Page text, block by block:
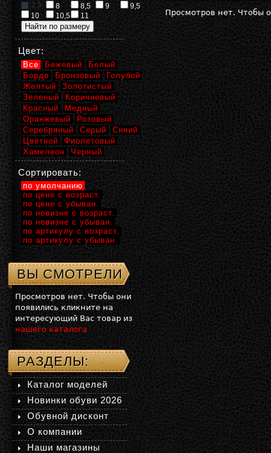
Просмотров нет. Чтобы
2,5
8 8,5 9
9,5
10
10,5 11
Цвет:
Все Бежевый
Белый
Бордо
Бронзовый
Голубой
Желтый
Золотистый
Зеленый
Коричневый
Красный
Медный
Оранжевый
Розовый
Серебряный
Серый
Синий
Цветной
Фиолетовый
Хамелеон
Черный
Сортировать:
по умолчанию
по цене с возраст.
по цене с убыван.
по новизне с возраст.
по новизне с убыван.
по артикулу с возраст.
по артикулу с убыван.
ВЫ СМОТРЕЛИ
Просмотров нет. Чтобы они
появились кликните на
интересующий Вас товар из
нашего каталога
РАЗДЕЛЫ:
Каталог моделей
Новинки обуви 2026
Обувной дисконт
О компании
Наши магазины